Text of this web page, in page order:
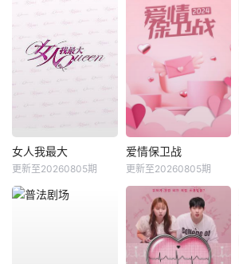
女人我最大
更新至20260805期
爱情保卫战
更新至20260805期